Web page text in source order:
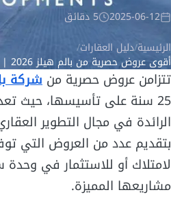
2025-06-12 5 دقائق
الرئيسية/دليل العقارات/
أقوى عروض حصرية من بالم هيلز 2026 | بمقدم 1.5 %
تتزامن عروض حصرية من شركة
25 سنة على تأسيسها، حيث
الرائدة في مجال التطوير
بتقديم عدد من العروض التي
لامتلاك أو للاستثمار في
مشاريعها المميزة.